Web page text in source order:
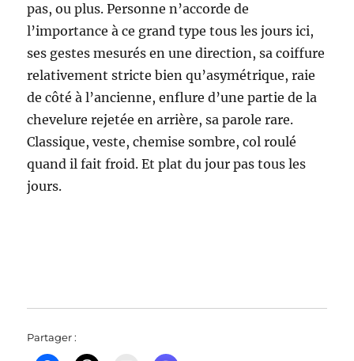
pas, ou plus. Personne n’accorde de
l’importance à ce grand type tous les jours ici,
ses gestes mesurés en une direction, sa coiffure
relativement stricte bien qu’asymétrique, raie
de côté à l’ancienne, enflure d’une partie de la
chevelure rejetée en arrière, sa parole rare.
Classique, veste, chemise sombre, col roulé
quand il fait froid. Et plat du jour pas tous les
jours.
Partager :